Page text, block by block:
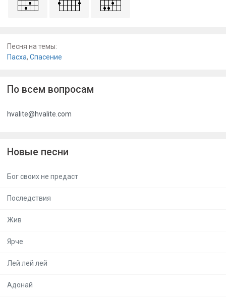
Песня на темы:
Пасха, Спасение
По всем вопросам
hvalite@hvalite.com
Новые песни
Бог своих не предаст
Последствия
Жив
Ярче
Лей лей лей
Адонай